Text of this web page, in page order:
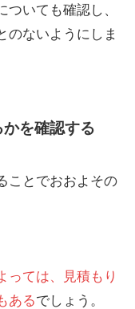
いても確認し、
のないようにしま
を確認する
ことでおおよその
っては、見積もり
あるでしょう。